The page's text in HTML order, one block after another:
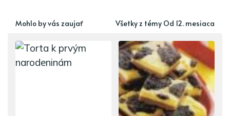
Mohlo by vás zaujať Všetky z témy Od 12. mesiaca